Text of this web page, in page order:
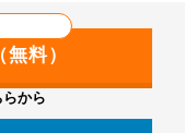
から